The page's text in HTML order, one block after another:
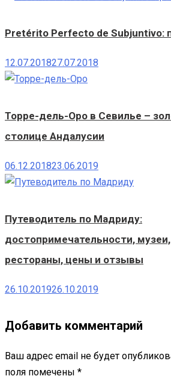
Pretérito Perfecto de Subjuntivo:
12.07.201827.07.2018
Торре-дель-Оро в Севилье –
столице Андалусии
06.12.201823.06.2019
Путеводитель по Мадриду:
достопримечательности,
рестораны, цены и отзывы
26.10.201926.10.2019
Добавить комментарий
Ваш адрес email не будет
поля помечены *